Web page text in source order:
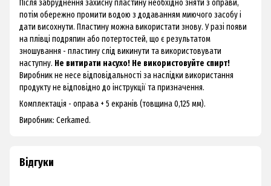
Після забруднення захисну пластину необхідно зняти з оправи,
потім обережно промити водою з додаванням миючого засобу і
дати висохнути. Пластину можна використати знову. У разі появи
на плівці подряпин або потертостей, що є результатом
зношування - пластину слід викинути та використовувати
наступну. Не витирати насухо! Не використовуйте спирт!
Виробник не несе відповідальності за наслідки використання
продукту не відповідно до інструкції та призначення.
Комплектація - оправа + 5 екранів (товщина 0,125 мм).
Виробник: Cerkamed.
Відгуки